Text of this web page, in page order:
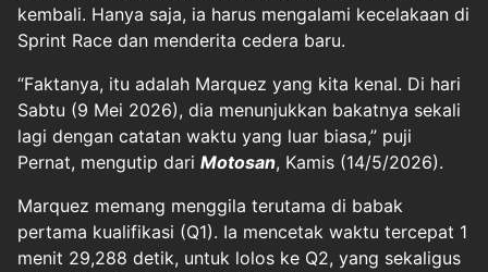
kembali. Hanya saja, ia harus mengalami kecelakaan di
Sprint Race dan menderita cedera baru.
“Faktanya, itu adalah Marquez yang kita kenal. Di hari
Sabtu (9 Mei 2026), dia menunjukkan bakatnya sekali
lagi dengan catatan waktu yang luar biasa,” puji
Pernat, mengutip dari Motosan, Kamis (14/5/2026).
Marquez memang menggila terutama di babak
pertama kualifikasi (Q1). Ia mencetak waktu tercepat 1
menit 29,288 detik, untuk lolos ke Q2, yang sekaligus